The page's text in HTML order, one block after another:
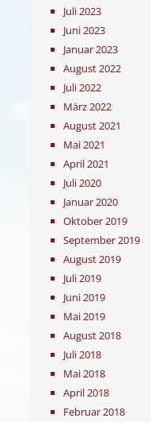
Juli 2023
Juni 2023
Januar 2023
August 2022
Juli 2022
März 2022
August 2021
Mai 2021
April 2021
Juli 2020
Januar 2020
Oktober 2019
September 2019
August 2019
Juli 2019
Juni 2019
Mai 2019
August 2018
Juli 2018
Mai 2018
April 2018
Februar 2018